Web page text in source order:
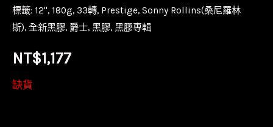
標籤: 12'', 180g, 33轉, Prestige, Sonny Rollins(桑尼羅林
斯), 全新黑膠, 爵士, 黑膠, 黑膠專輯
NT$1,177
缺貨